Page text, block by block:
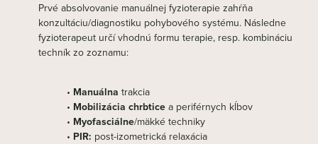
Prvé absolvovanie manuálnej fyzioterapie zahŕňa
konzultáciu/diagnostiku pohybového systému. Následne
fyzioterapeut určí vhodnú formu terapie, resp. kombináciu
techník zo zoznamu:
• Manuálna trakcia
• Mobilizácia chrbtice a periférnych kĺbov
• Myofasciálne/mäkké techniky
• PIR: post-izometrická relaxácia